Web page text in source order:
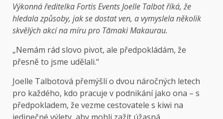
Výkonná ředitelka Fortis Events Joelle Talbot říká, že
hledala způsoby, jak se dostat ven, a vymyslela několik
skvělých akcí na míru pro Tāmaki Makaurau.
„Nemám rád slovo pivot, ale předpokládám, že
přesně to jsme udělali.“
Joelle Talbotová přemýšlí o dvou náročných letech
pro každého, kdo pracuje v podnikání jako ona – s
předpokladem, že vezme cestovatele s kiwi na